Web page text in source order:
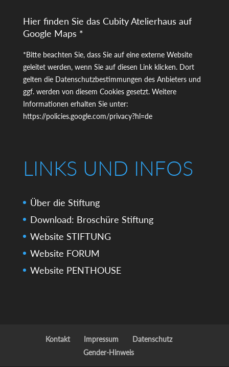
Hier finden Sie das Cubity Atelierhaus auf
Google Maps *
*Bitte beachten Sie, dass Sie auf eine externe Website
geleitet werden, wenn Sie auf diesen Link klicken. Dort
gelten die Datenschutzbestimmungen des Anbieters und
ggf. werden von diesem Cookies gesetzt. Weitere
Informationen erhalten Sie unter:
https://policies.google.com/privacy?hl=de
LINKS UND INFOS
Über die Stiftung
Download: Broschüre Stiftung
Website STIFTUNG
Website FORUM
Website PENTHOUSE
Kontakt Impressum
Datenschutz
Gender-Hinweis